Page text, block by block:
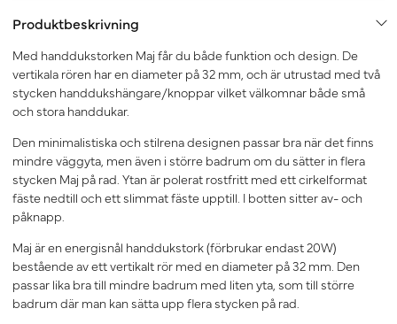
Produktbeskrivning
Med handdukstorken Maj får du både funktion och design. De
vertikala rören har en diameter på 32 mm, och är utrustad med två
stycken handdukshängare/knoppar vilket välkomnar både små
och stora handdukar.
Den minimalistiska och stilrena designen passar bra när det finns
mindre väggyta, men även i större badrum om du sätter in flera
stycken Maj på rad. Ytan är polerat rostfritt med ett cirkelformat
fäste nedtill och ett slimmat fäste upptill. I botten sitter av- och
påknapp.
Maj är en energisnål handdukstork (förbrukar endast 20W)
bestående av ett vertikalt rör med en diameter på 32 mm. Den
passar lika bra till mindre badrum med liten yta, som till större
badrum där man kan sätta upp flera stycken på rad.